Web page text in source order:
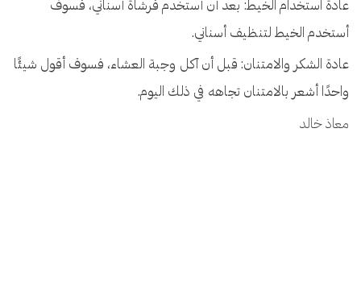
عادة استخدام الخيط: بعد أن أستخدم فرشاة أسناني، فسوف
أستخدم الخيط لتنظيف أسناني.
عادة الشكر والامتنان: قبل أن آكل وجبة العشاء، فسوف أقول شيئًا
واحدًا أشعر بالامتنان تجاهه في ذلك اليوم.
معاذ خالد